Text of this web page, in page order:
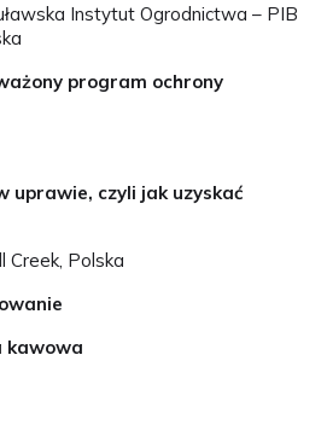
Instytut Ogrodnictwa – PIB
program ochrony
uprawie, czyli jak uzyskać
Creek, Polska
kawowa